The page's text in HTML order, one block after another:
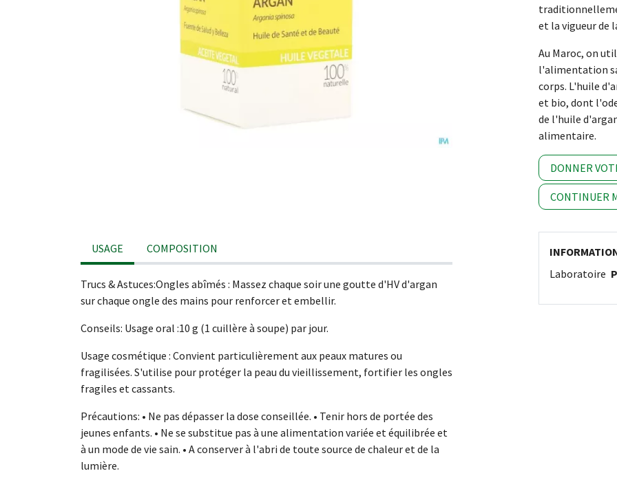
et la vigueur de
Au Maroc, on
l'alimentation
corps. L'huile
et bio, dont
de l'huile
alimentaire.
DONNER
CONTINUER
USAGE COMPOSITION
Trucs & Astuces:Ongles abîmés : Massez chaque soir une goutte d'HV d'argan
sur chaque ongle des mains pour renforcer et embellir.
Conseils: Usage oral :10 g (1 cuillère à soupe) par jour.
Usage cosmétique : Convient particulièrement aux peaux matures ou
fragilisées. S'utilise pour protéger la peau du vieillissement, fortifier les ongles
fragiles et cassants.
Précautions: • Ne pas dépasser la dose conseillée. • Tenir hors de portée des
jeunes enfants. • Ne se substitue pas à une alimentation variée et équilibrée et
à un mode de vie sain. • A conserver à l'abri de toute source de chaleur et de la
lumière.
Laboratoire